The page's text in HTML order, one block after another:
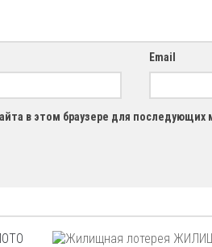
Email
в этом браузере для